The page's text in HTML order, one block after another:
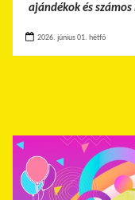
ajándékok és
2026. június 01. hétfő